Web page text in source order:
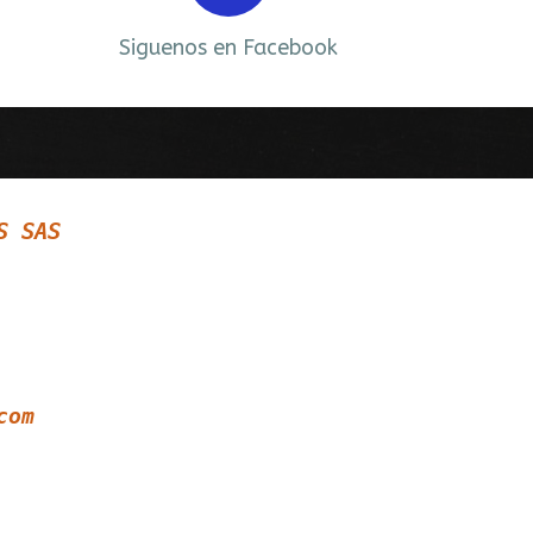
Siguenos en Facebook
SAS